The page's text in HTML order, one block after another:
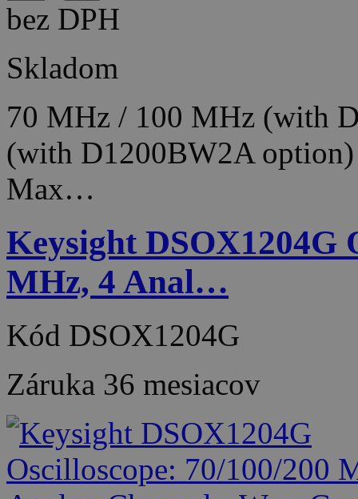
bez DPH
Skladom
70 MHz / 100 MHz (with
(with D1200BW2A
Max…
Keysight DSOX1204G
MHz, 4 Anal…
Kód DSOX1204G
Záruka 36 mesiacov